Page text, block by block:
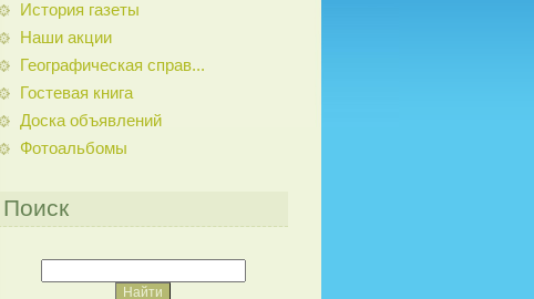
История газеты
Наши акции
Географическая справ...
Гостевая книга
Доска объявлений
Фотоальбомы
Поиск